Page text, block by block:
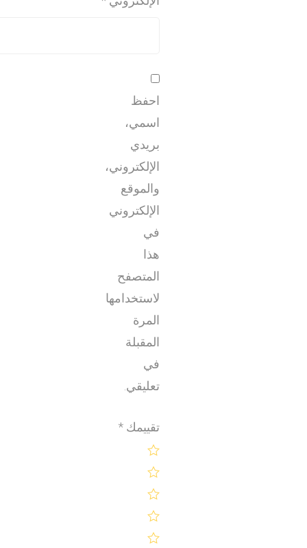
احفظ
اسمي،
بريدي
الإلكتروني،
والموقع
الإلكتروني
في
هذا
المتصفح
لاستخدامها
المرة
المقبلة
في
تعليقي.
تقييمك *